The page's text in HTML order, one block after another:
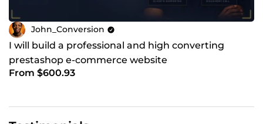
John_Conversion
I will build a professional and high converting
prestashop e-commerce website
From $600.93